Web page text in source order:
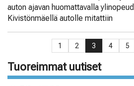
auton ajavan huomattavalla
Kivistönmäellä autolle mitattiin
1 2 3 4 5
Tuoreimmat uutiset